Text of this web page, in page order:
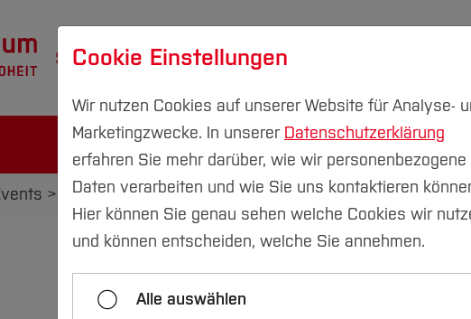
Studium Forschung & Transfer
Tage der Studienorientierung Gesundheitscampus
Cookie Einstellungen
Wir nutzen Cookies auf unserer Website für Analyse-
Marketingzwecke. In unserer Datenschutzerklärung
erfahren Sie mehr darüber, wie wir personenbezogene
Daten verarbeiten und wie Sie uns kontaktieren
Hier können Sie genau sehen welche Cookies wir
und können entscheiden, welche Sie annehmen.
Alle auswählen